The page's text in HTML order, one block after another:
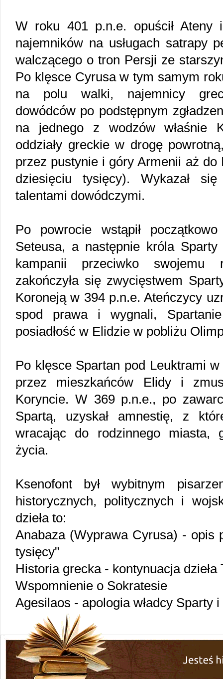
W roku 401 p.n.e. opuścił Ateny
najemników na usługach satrapy
walczącego o tron Persji ze
Po klęsce Cyrusa w tym samym
na polu walki, najemnicy
dowódców po podstępnym
na jednego z wodzów właśnie
oddziały greckie w drogę
przez pustynie i góry Armenii aż
dziesięciu tysięcy). Wykazał
talentami dowódczymi.
Po powrocie wstąpił
Seteusa, a następnie króla
kampanii przeciwko swojemu
zakończyła się zwycięstwem
Koroneją w 394 p.n.e. Ateńczycy
spod prawa i wygnali,
posiadłość w Elidzie w pobliżu
Po klęsce Spartan pod Leuktrami
przez mieszkańców Elidy i
Koryncie. W 369 p.n.e., po
Spartą, uzyskał amnestię, z
wracając do rodzinnego miasta,
życia.
Ksenofont był wybitnym
historycznych, politycznych i
dzieła to:
Anabaza (Wyprawa Cyrusa) - opis
tysięcy"
Historia grecka - kontynuacja dzieła
Wspomnienie o Sokratesie
Agesilaos - apologia władcy Sparty